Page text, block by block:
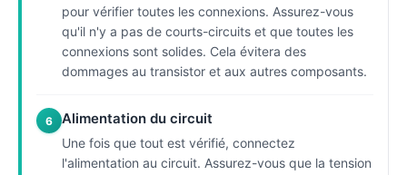
pour vérifier toutes les connexions. Assurez-vous
qu'il n'y a pas de courts-circuits et que toutes les
connexions sont solides. Cela évitera des
dommages au transistor et aux autres composants.
6 Alimentation du circuit
Une fois que tout est vérifié, connectez
l'alimentation au circuit. Assurez-vous que la tension